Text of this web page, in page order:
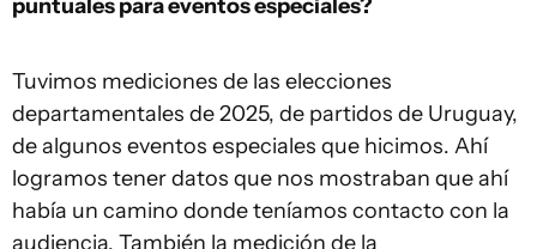
puntuales para eventos especiales?
Tuvimos mediciones de las elecciones
departamentales de 2025, de partidos de Uruguay,
de algunos eventos especiales que hicimos. Ahí
logramos tener datos que nos mostraban que ahí
había un camino donde teníamos contacto con la
audiencia. También la medición de la